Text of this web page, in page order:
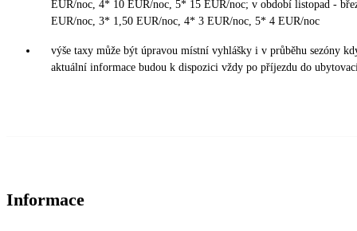
EUR/noc, 4* 10 EUR/noc, 5* 15 EUR/noc; v období listopad -
EUR/noc, 3* 1,50 EUR/noc, 4* 3 EUR/noc, 5* 4 EUR/noc
výše taxy může být úpravou místní vyhlášky i v průběhu sezóny
aktuální informace budou k dispozici vždy po příjezdu do
Informace